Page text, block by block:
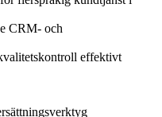
CRM- och
effektivt